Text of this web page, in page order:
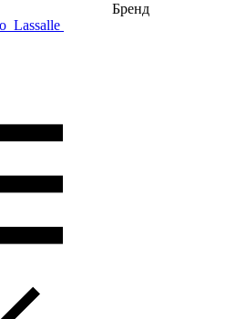
Бренд
Lassalle